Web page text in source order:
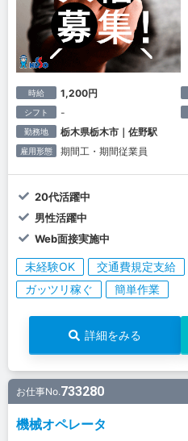
時給 1,200円
シフト -
勤務地 栃木県栃木市｜佐野駅
雇用形態 期間工・期間従業員
20代活躍中
男性活躍中
Web面接実施中
未経験OK 交通費規定支給
ガッツリ稼ぐ
簡単作業
詳細をみる
お仕事No.733280
機械オペレータ